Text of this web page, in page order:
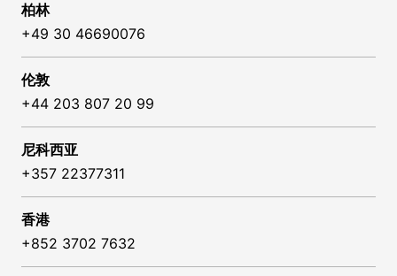
柏林
+49 30 46690076
伦敦
+44 203 807 20 99
尼科西亚
+357 22377311
香港
+852 3702 7632